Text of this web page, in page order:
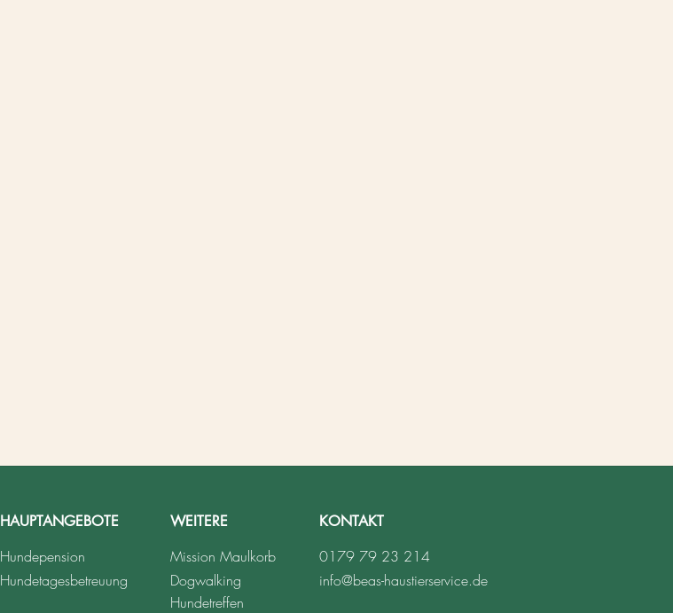
HAUPTANGEBOTE
Hundepension
Hundetagesbetreuung
WEITERE
Mission Maulkorb
Dogwalking
KONTAKT
0179 79 23 214
info@beas-haustierservice.de
Hundetreffen